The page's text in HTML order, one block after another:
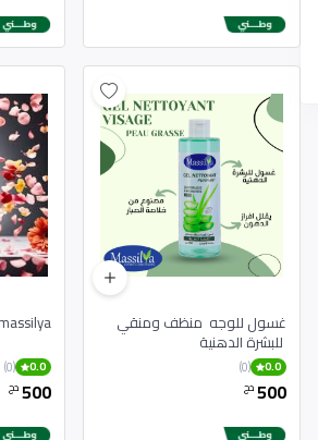
غسول للوجه منظف ومنقي
للبشرة الدهنية
0.0
(0)
500دج
0.0
(0)
500دج